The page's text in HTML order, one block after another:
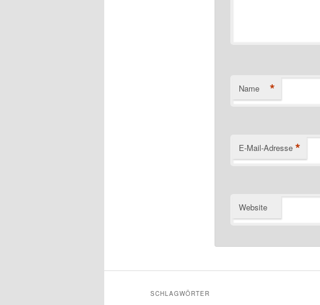
Name *
E-Mail-Adresse *
Website
SCHLAGWÖRTER